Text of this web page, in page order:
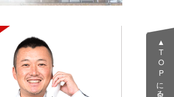
▲TOPに戻る